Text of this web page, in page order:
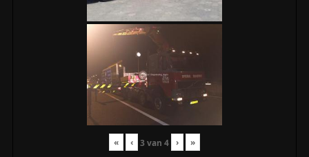
« ‹ 3van 4 › »